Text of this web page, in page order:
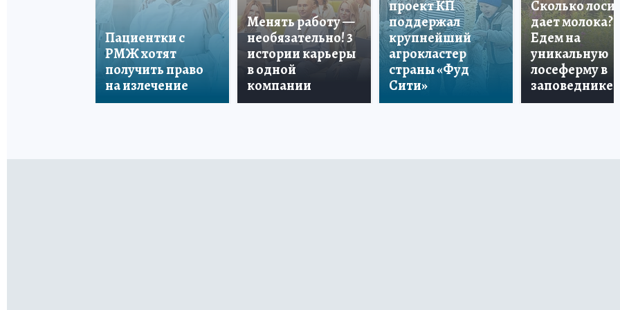
Пациентки с
РМЖ хотят
получить право
на излечение
Менять работу —
необязательно! 3
истории карьеры
в одной
компании
проект КП
поддержал
крупнейший
агрокластер
страны «Фуд
Сити»
Сколько лосиха
дает молока?
Едем на
уникальную
лосеферму в
заповеднике!